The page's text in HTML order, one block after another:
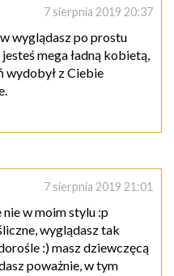
7 sierpnia 2019 20:37
wyglądasz po prostu
mega ładną kobietą,
wydobył z Ciebie
7 sierpnia 2019 21:01
nie w moim stylu :p
wyglądasz tak
:) masz dziewczęcą
poważnie, w tym